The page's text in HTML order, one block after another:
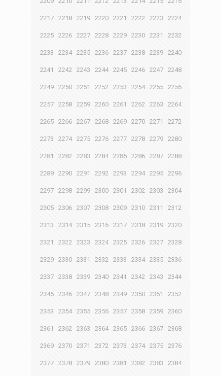
2217 2218 2219 2220 2221 2222 2223 2224
2225 2226 2227 2228 2229 2230 2231 2232
2233 2234 2235 2236 2237 2238 2239 2240
2241 2242 2243 2244 2245 2246 2247 2248
2249 2250 2251 2252 2253 2254 2255 2256
2257 2258 2259 2260 2261 2262 2263 2264
2265 2266 2267 2268 2269 2270 2271 2272
2273 2274 2275 2276 2277 2278 2279 2280
2281 2282 2283 2284 2285 2286 2287 2288
2289 2290 2291 2292 2293 2294 2295 2296
2297 2298 2299 2300 2301 2302 2303 2304
2305 2306 2307 2308 2309 2310 2311 2312
2313 2314 2315 2316 2317 2318 2319 2320
2321 2322 2323 2324 2325 2326 2327 2328
2329 2330 2331 2332 2333 2334 2335 2336
2337 2338 2339 2340 2341 2342 2343 2344
2345 2346 2347 2348 2349 2350 2351 2352
2353 2354 2355 2356 2357 2358 2359 2360
2361 2362 2363 2364 2365 2366 2367 2368
2369 2370 2371 2372 2373 2374 2375 2376
2377 2378 2379 2380 2381 2382 2383 2384